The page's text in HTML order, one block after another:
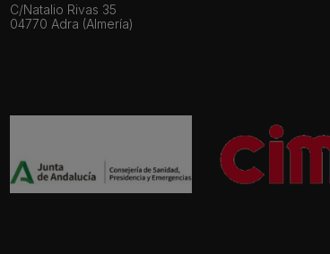
C/Natalio Rivas 35
04770 Adra (Almería)